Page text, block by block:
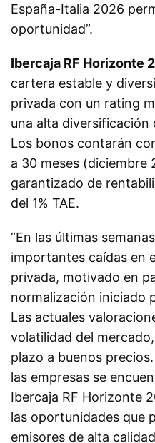
España-Italia 2026
oportunidad”.
Ibercaja RF Horizonte
cartera estable y
privada con un rating
una alta diversificación
Los bonos contarán
a 30 meses (diciembre
garantizado de
del 1% TAE.
“En las últimas
importantes caídas en
privada, motivado en
normalización iniciado
Las actuales
volatilidad del
plazo a buenos
las empresas se
Ibercaja RF Horizonte
las oportunidades que
emisores de alta